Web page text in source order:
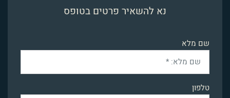
נא להשאיר פרטים בטופס
שם מלא
טלפון